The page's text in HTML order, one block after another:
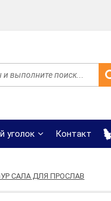
уголок Контакт
САЛА ДЛЯ ПРОСЛАВ